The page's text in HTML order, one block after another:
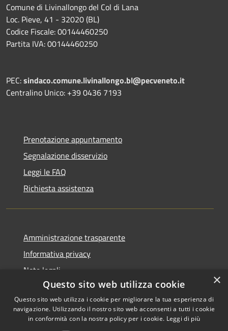
Comune di Livinallongo del Col di Lana
Loc. Pieve, 41 - 32020 (BL)
Codice Fiscale: 00144460250
Partita IVA: 00144460250
PEC:sindaco.comune.livinallongo.bl@pecveneto.it
Centralino Unico: +39 0436 7193
Prenotazione appuntamento
Segnalazione disservizio
Leggi le FAQ
Richiesta assistenza
Amministrazione trasparente
Informativa privacy
Note legali
Dichiarazione di accessibilità
×
Questo sito web utilizza cookie
Questo sito web utilizza i cookie per migliorare la tua esperienza di
navigazione. Utilizzando il nostro sito web acconsenti a tutti i cookie
in conformità con la nostra policy per i cookie. Leggi di più